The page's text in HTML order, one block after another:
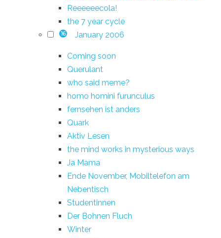
Reeeeeecola!
the 7 year cycle
16 January 2006
Coming soon
Querulant
who said meme?
homo homini furunculus
fernsehen ist anders
Quark
Aktiv Lesen
the mind works in mysterious ways
Ja Mama
Ende November, Mobiltelefon am
Nebentisch
Studentinnen
Der Bohnen Fluch
Winter